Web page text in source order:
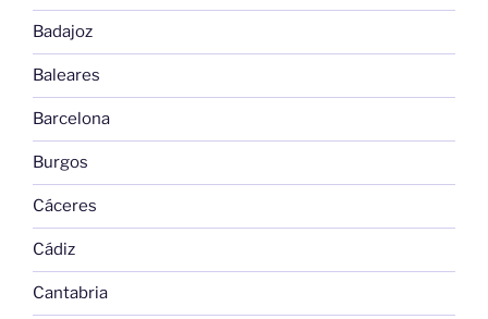
Badajoz
Baleares
Barcelona
Burgos
Cáceres
Cádiz
Cantabria